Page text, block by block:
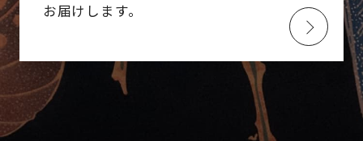
お届けします。